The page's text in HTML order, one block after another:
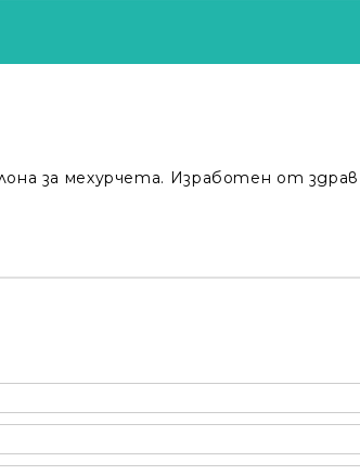
профил
за мехурчета. Изработен от